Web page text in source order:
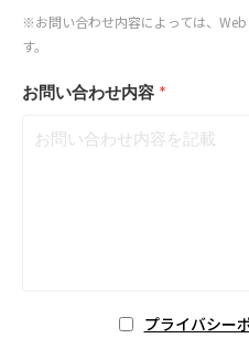
※お問い合わせ内容によっては、
す。
お問い合わせ内容 *
プライバシー